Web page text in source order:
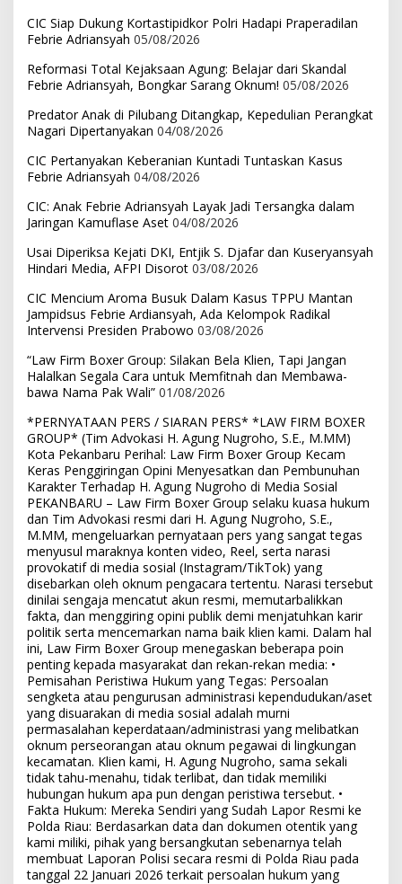
CIC Siap Dukung Kortastipidkor Polri Hadapi Praperadilan
Febrie Adriansyah 05/08/2026
Reformasi Total Kejaksaan Agung: Belajar dari Skandal
Febrie Adriansyah, Bongkar Sarang Oknum! 05/08/2026
Predator Anak di Pilubang Ditangkap, Kepedulian Perangkat
Nagari Dipertanyakan 04/08/2026
CIC Pertanyakan Keberanian Kuntadi Tuntaskan Kasus
Febrie Adriansyah 04/08/2026
CIC: Anak Febrie Adriansyah Layak Jadi Tersangka dalam
Jaringan Kamuflase Aset 04/08/2026
Usai Diperiksa Kejati DKI, Entjik S. Djafar dan Kuseryansyah
Hindari Media, AFPI Disorot 03/08/2026
CIC Mencium Aroma Busuk Dalam Kasus TPPU Mantan
Jampidsus Febrie Ardiansyah, Ada Kelompok Radikal
Intervensi Presiden Prabowo 03/08/2026
“Law Firm Boxer Group: Silakan Bela Klien, Tapi Jangan
Halalkan Segala Cara untuk Memfitnah dan Membawa-
bawa Nama Pak Wali” 01/08/2026
*PERNYATAAN PERS / SIARAN PERS* *LAW FIRM BOXER
GROUP* (Tim Advokasi H. Agung Nugroho, S.E., M.MM)
Kota Pekanbaru Perihal: Law Firm Boxer Group Kecam
Keras Penggiringan Opini Menyesatkan dan Pembunuhan
Karakter Terhadap H. Agung Nugroho di Media Sosial
PEKANBARU – Law Firm Boxer Group selaku kuasa hukum
dan Tim Advokasi resmi dari H. Agung Nugroho, S.E.,
M.MM, mengeluarkan pernyataan pers yang sangat tegas
menyusul maraknya konten video, Reel, serta narasi
provokatif di media sosial (Instagram/TikTok) yang
disebarkan oleh oknum pengacara tertentu. Narasi tersebut
dinilai sengaja mencatut akun resmi, memutarbalikkan
fakta, dan menggiring opini publik demi menjatuhkan karir
politik serta mencemarkan nama baik klien kami. Dalam hal
ini, Law Firm Boxer Group menegaskan beberapa poin
penting kepada masyarakat dan rekan-rekan media: •
Pemisahan Peristiwa Hukum yang Tegas: Persoalan
sengketa atau pengurusan administrasi kependudukan/aset
yang disuarakan di media sosial adalah murni
permasalahan keperdataan/administrasi yang melibatkan
oknum perseorangan atau oknum pegawai di lingkungan
kecamatan. Klien kami, H. Agung Nugroho, sama sekali
tidak tahu-menahu, tidak terlibat, dan tidak memiliki
hubungan hukum apa pun dengan peristiwa tersebut. •
Fakta Hukum: Mereka Sendiri yang Sudah Lapor Resmi ke
Polda Riau: Berdasarkan data dan dokumen otentik yang
kami miliki, pihak yang bersangkutan sebenarnya telah
membuat Laporan Polisi secara resmi di Polda Riau pada
tanggal 22 Januari 2026 terkait persoalan hukum yang